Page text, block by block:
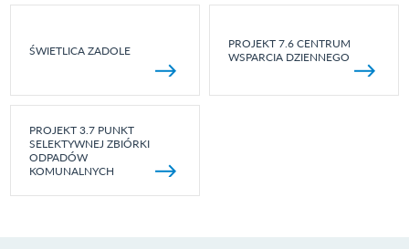
ŚWIETLICA ZADOLE
PROJEKT 7.6 CENTRUM
WSPARCIA DZIENNEGO
PROJEKT 3.7 PUNKT
SELEKTYWNEJ ZBIÓRKI
ODPADÓW
KOMUNALNYCH